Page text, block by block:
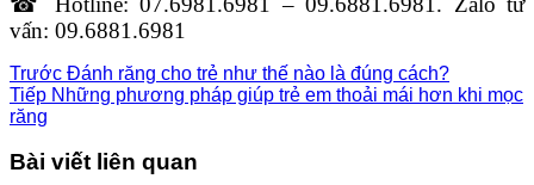
vấn: 09.6881.6981
Trước Đánh răng cho trẻ như thế nào là đúng cách?
Tiếp Những phương pháp giúp trẻ em thoải mái hơn khi mọc
răng
Bài viết liên quan